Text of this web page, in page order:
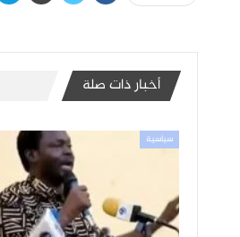
أخبار ذات صلة
سياسية